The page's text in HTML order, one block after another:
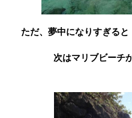
ただ、夢中になりすぎる
次はマリブビーチ